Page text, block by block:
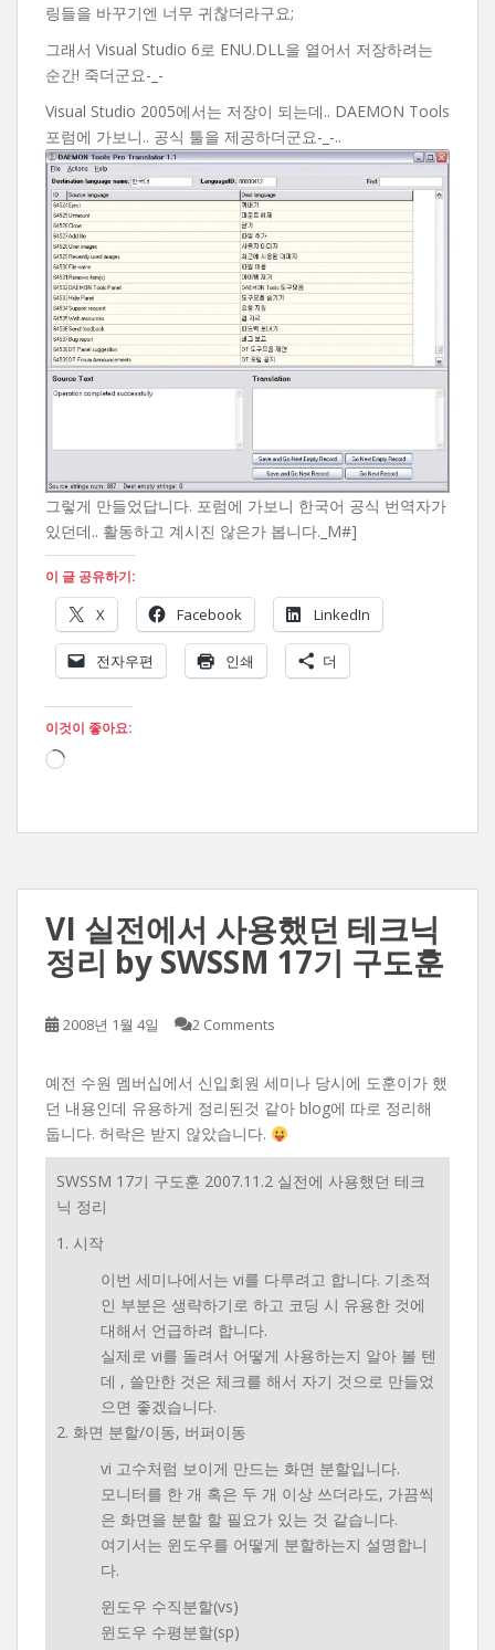
링들을 바꾸기엔 너무 귀찮더라구요;
그래서 Visual Studio 6로 ENU.DLL을 열어서 저장하려는
순간! 죽더군요-_-
Visual Studio 2005에서는 저장이 되는데.. DAEMON Tools
포럼에 가보니.. 공식 툴을 제공하더군요-_-..
그렇게 만들었답니다. 포럼에 가보니 한국어 공식 번역자가
있던데.. 활동하고 계시진 않은가 봅니다._M#]
이 글 공유하기:
X Facebook LinkedIn
전자우편 인쇄 더
이것이 좋아요:
로
VI 실전에서 사용했던 테크닉
정리 by SWSSM 17기 구도훈
2008년 1월 4일 2 Comments
예전 수원 멤버십에서 신입회원 세미나 당시에 도훈이가 했
던 내용인데 유용하게 정리된것 같아 blog에 따로 정리해
둡니다. 허락은 받지 않았습니다.
SWSSM 17기 구도훈 2007.11.2 실전에 사용했던 테크
닉 정리
1. 시작
이번 세미나에서는 vi를 다루려고 합니다. 기초적
인 부분은 생략하기로 하고 코딩 시 유용한 것에
대해서 언급하려 합니다.
실제로 vi를 돌려서 어떻게 사용하는지 알아 볼 텐
데 , 쓸만한 것은 체크를 해서 자기 것으로 만들었
으면 좋겠습니다.
2. 화면 분할/이동, 버퍼이동
vi 고수처럼 보이게 만드는 화면 분할입니다.
모니터를 한 개 혹은 두 개 이상 쓰더라도, 가끔씩
은 화면을 분할 할 필요가 있는 것 같습니다.
여기서는 윈도우를 어떻게 분할하는지 설명합니
다.
윈도우 수직분할(vs)
윈도우 수평분할(sp)